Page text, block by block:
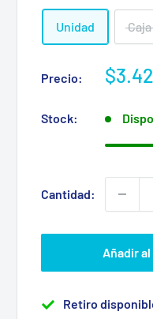
Unidad Caja
Precio:
venta
Stock:
Cantidad:
Añadir
Retiro